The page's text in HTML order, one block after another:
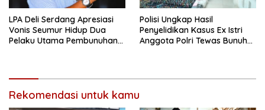
LPA Deli Serdang Apresiasi
Vonis Seumur Hidup Dua
Pelaku Utama Pembunuhan
Polisi Ungkap Hasil
Penyelidikan Kasus Ex Istri
Anggota Polri Tewas Bunuh
Rekomendasi untuk kamu